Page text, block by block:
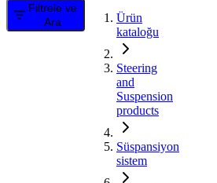
Filtrele ve
Ara
Ürün
kataloğu
Steering
and
Suspension
products
Süspansiyon
sistem